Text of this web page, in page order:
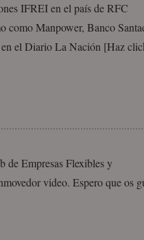
IFREI en el país de RFC
como Manpower, Banco
el Diario La Nación [Haz
de Empresas Flexibles y
video. Espero que os